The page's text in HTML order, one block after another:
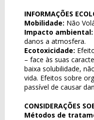
INFORMAÇÕES
Mobilidade: Não
Impacto ambiental:
danos a atmosfera.
Ecotoxicidade:
– face às suas
baixa solubilidade,
vida. Efeitos sobre
passível de causar
CONSIDERAÇÕES
Métodos de